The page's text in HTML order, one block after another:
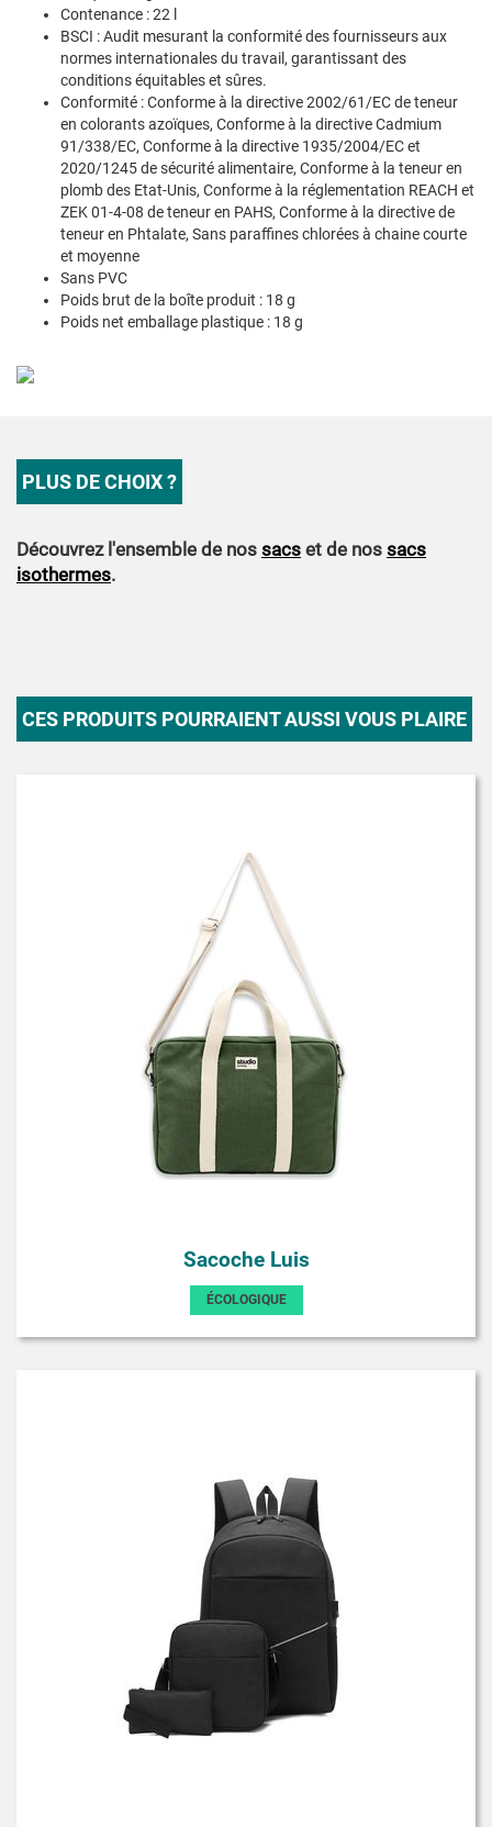
Contenance : 22 l
BSCI : Audit mesurant la conformité des fournisseurs aux
normes internationales du travail, garantissant des
conditions équitables et sûres.
Conformité : Conforme à la directive 2002/61/EC de teneur
en colorants azoïques, Conforme à la directive Cadmium
91/338/EC, Conforme à la directive 1935/2004/EC et
2020/1245 de sécurité alimentaire, Conforme à la teneur en
plomb des Etat-Unis, Conforme à la réglementation REACH et
ZEK 01-4-08 de teneur en PAHS, Conforme à la directive de
teneur en Phtalate, Sans paraffines chlorées à chaine courte
et moyenne
Sans PVC
Poids brut de la boîte produit : 18 g
Poids net emballage plastique : 18 g
PLUS DE CHOIX ?
Découvrez l'ensemble de nos sacs et de nos sacs
isothermes.
CES PRODUITS POURRAIENT AUSSI VOUS PLAIRE
Sacoche Luis
ÉCOLOGIQUE